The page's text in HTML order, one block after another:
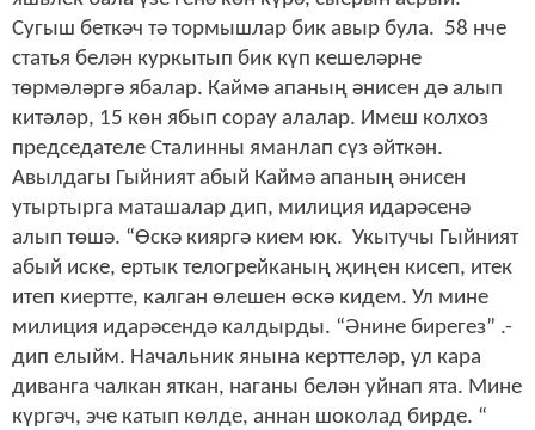
Сугыш беткәч тә тормышлар бик авыр була. 58 нче
статья белән куркытып бик күп кешеләрне
төрмәләргә ябалар. Каймә апаның әнисен дә алып
китәләр, 15 көн ябып сорау алалар. Имеш колхоз
председателе Сталинны яманлап сүз әйткән.
Авылдагы Гыйният абый Каймә апаның әнисен
утыртырга маташалар дип, милиция идарәсенә
алып төшә. “Өскә кияргә кием юк. Укытучы Гыйният
абый иске, ертык телогрейканың җиңен кисеп, итек
итеп киертте, калган өлешен өскә кидем. Ул мине
милиция идарәсендә калдырды. “Әнине бирегез” .-
дип елыйм. Начальник янына керттеләр, ул кара
диванга чалкан яткан, наганы белән уйнап ята. Мине
күргәч, эче катып көлде, аннан шоколад бирде. “